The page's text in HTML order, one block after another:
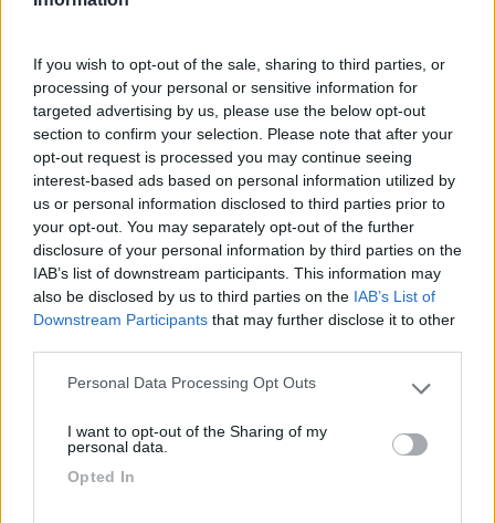
If you wish to opt-out of the sale, sharing to third parties, or
processing of your personal or sensitive information for
targeted advertising by us, please use the below opt-out
section to confirm your selection. Please note that after your
opt-out request is processed you may continue seeing
interest-based ads based on personal information utilized by
us or personal information disclosed to third parties prior to
your opt-out. You may separately opt-out of the further
disclosure of your personal information by third parties on the
IAB’s list of downstream participants. This information may
also be disclosed by us to third parties on the IAB’s List of
Downstream Participants that may further disclose it to other
Please note that this website/app uses one or more Google
not limited to your visit or usage behaviour. You may click to
use your data for below specified purposes in below Google
Personal Data Processing Opt Outs
I want to opt-out of the Sharing of my
personal data.
Opted In
altri
Tommaso IZ4DJI
www.iz4dji.it
Giovanni
13575
13/01/2018 13:06:13
Questo problema periodicamente ritorna in evidenza. E' un
prima per altre cause che per il corto di un elemento;
comunque, l'allungamento della vita delle due batterie ripagano
del rischio che si corre.